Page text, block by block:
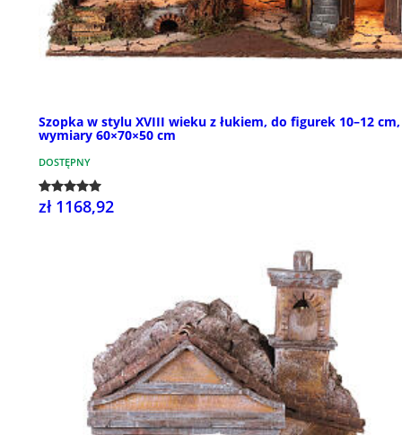
Szopka w stylu XVIII wieku z łukiem, do figurek 10–12 cm,
wymiary 60×70×50 cm
DOSTĘPNY
zł 1168,92